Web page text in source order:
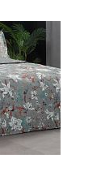
Сравнение
В наличии